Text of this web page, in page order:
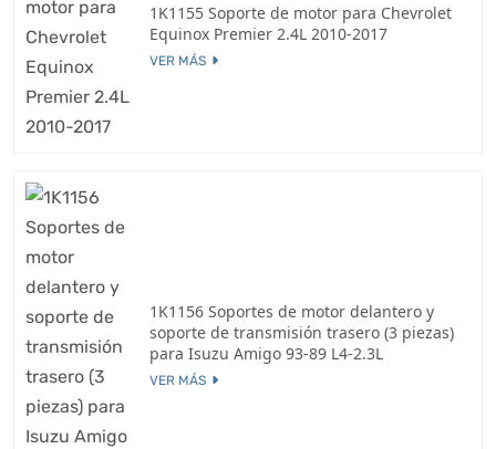
1K1155 Soporte de motor para Chevrolet
Equinox Premier 2.4L 2010-2017
VER MÁS
1K1156 Soportes de motor delantero y
soporte de transmisión trasero (3 piezas)
para Isuzu Amigo 93-89 L4-2.3L
VER MÁS